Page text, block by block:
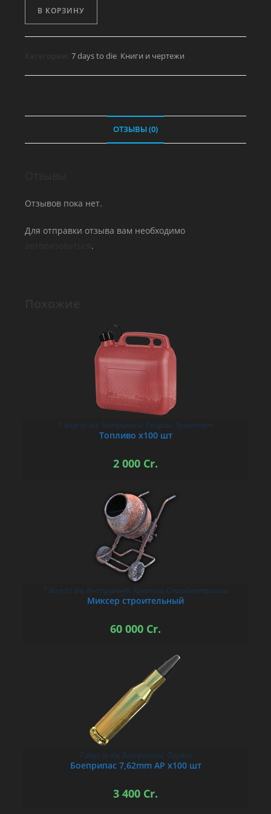
Везучий
В КОРЗИНУ
Категории:7 days to die Книги и чертежи
ОТЗЫВЫ (0)
Отзывов пока нет.
Для отправки отзыва вам необходимо
.
В КОРЗИНУ
7 days to die, Боеприпасы, Ресурсы, Транспорт
Топливо х100 шт
2 000 Cr.
В КОРЗИНУ
7 days to die, Инструмент, Креатив, Стройматериалы
Миксер строительный
60 000 Cr.
В КОРЗИНУ
7 days to die, Боеприпасы, Оружие
Боеприпас 7,62mm AP х100 шт
3 400 Cr.